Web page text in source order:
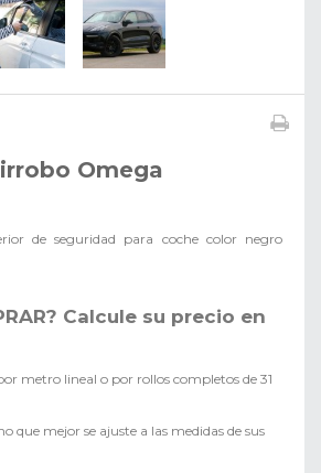
Omega
de seguridad para coche color negro
Calcule su precio en
metro lineal o por rollos completos de 31
que mejor se ajuste a las medidas de sus